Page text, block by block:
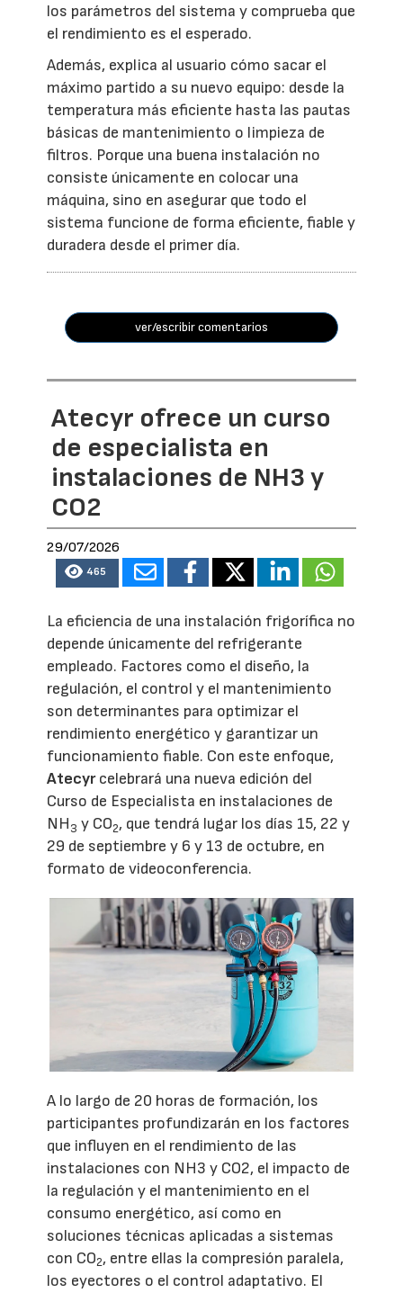
los parámetros del sistema y comprueba que
el rendimiento es el esperado.
Además, explica al usuario cómo sacar el
máximo partido a su nuevo equipo: desde la
temperatura más eficiente hasta las pautas
básicas de mantenimiento o limpieza de
filtros. Porque una buena instalación no
consiste únicamente en colocar una
máquina, sino en asegurar que todo el
sistema funcione de forma eficiente, fiable y
duradera desde el primer día.
ver/escribir comentarios
Atecyr ofrece un curso
de especialista en
instalaciones de NH3 y
CO2
29/07/2026
465
La eficiencia de una instalación frigorífica no
depende únicamente del refrigerante
empleado. Factores como el diseño, la
regulación, el control y el mantenimiento
son determinantes para optimizar el
rendimiento energético y garantizar un
funcionamiento fiable. Con este enfoque,
Atecyrcelebrará una nueva edición del
Curso de Especialista en instalaciones de
NH3 y CO2, que tendrá lugar los días 15, 22 y
29 de septiembre y 6 y 13 de octubre, en
formato de videoconferencia.
A lo largo de 20 horas de formación, los
participantes profundizarán en los factores
que influyen en el rendimiento de las
instalaciones con NH3 y CO2, el impacto de
la regulación y el mantenimiento en el
consumo energético, así como en
soluciones técnicas aplicadas a sistemas
con CO2, entre ellas la compresión paralela,
los eyectores o el control adaptativo. El